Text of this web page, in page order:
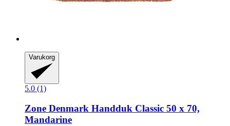
Varukorg
5.0 (1)
Zone Denmark Handduk Classic 50 x 70,
Mandarine